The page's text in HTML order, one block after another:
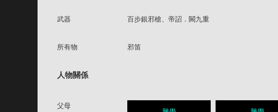
武器 百步銀邪槍、帝詔．闕九重
所有物 邪笛
人物關係
父母